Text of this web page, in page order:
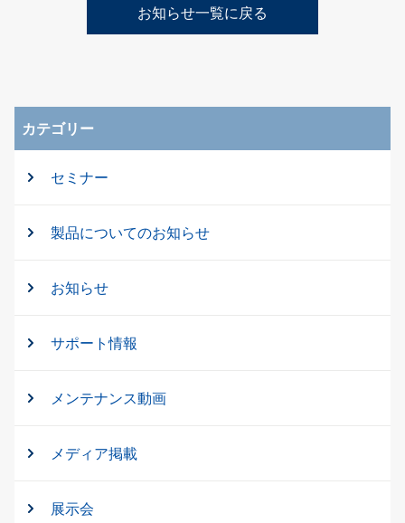
お知らせ一覧に戻る
カテゴリー
セミナー
製品についてのお知らせ
お知らせ
サポート情報
メンテナンス動画
メディア掲載
展示会